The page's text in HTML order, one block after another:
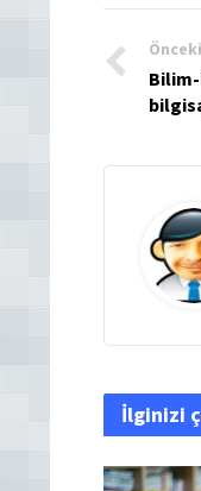
İlginizi